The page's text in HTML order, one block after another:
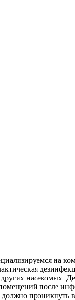
на
насекомых.
после
проникнуть